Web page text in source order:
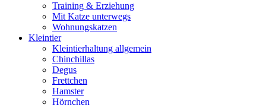
Training & Erziehung
Mit Katze unterwegs
Wohnungskatzen
Kleintier
Kleintierhaltung allgemein
Chinchillas
Degus
Frettchen
Hamster
Hörnchen